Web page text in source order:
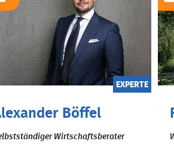
EXPERTE
Böffel
Wirtschaftsberater